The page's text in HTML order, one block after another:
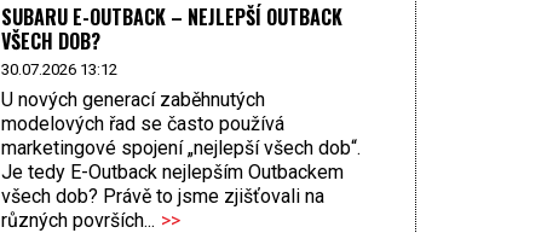
SUBARU E-OUTBACK – NEJLEPŠÍ OUTBACK
VŠECH DOB?
30.07.2026 13:12
U nových generací zaběhnutých
modelových řad se často používá
marketingové spojení „nejlepší všech dob“.
Je tedy E-Outback nejlepším Outbackem
všech dob? Právě to jsme zjišťovali na
různých površích... >>